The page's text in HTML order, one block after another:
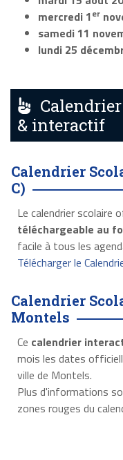
mercredi 1er
samedi 11
lundi 25
& interactif
Calendrier
C)
Le calendrier scolaire
téléchargeable au
facile à tous les
Télécharger le
Calendrier
Montels
Ce calendrier
mois les dates
ville de Montels.
Plus d'informations
zones rouges du